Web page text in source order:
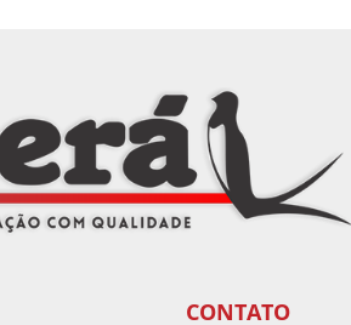
CONTATO